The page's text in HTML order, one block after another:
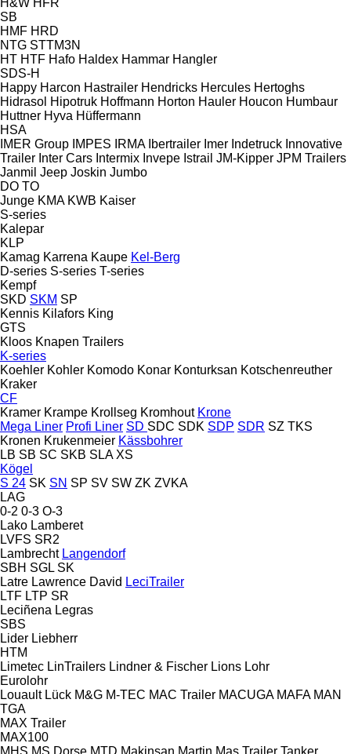
SB
HMF HRD
NTG STTM3N
HT HTF Hafo Haldex Hammar Hangler
SDS-H
Happy Harcon Hastrailer Hendricks Hercules Hertoghs
Hidrasol Hipotruk Hoffmann Horton Hauler Houcon Humbaur
Huttner Hyva Hüffermann
HSA
IMER Group IMPES IRMA Ibertrailer Imer Indetruck Innovative
Trailer Inter Cars Intermix Invepe Istrail JM-Kipper JPM Trailers
Janmil Jeep Joskin Jumbo
DO TO
Junge KMA KWB Kaiser
S-series
Kalepar
KLP
Kamag Karrena Kaupe Kel-Berg
D-series S-series T-series
Kempf
SKD SKM SP
Kennis Kilafors King
GTS
Kloos Knapen Trailers
K-series
Koehler Kohler Komodo Konar Konturksan Kotschenreuther
Kraker
CF
Kramer Krampe Krollseg Kromhout Krone
Mega Liner Profi Liner SD SDC SDK SDP SDR SZ TKS
Kronen Krukenmeier Kässbohrer
LB SB SC SKB SLA XS
Kögel
S 24 SK SN SP SV SW ZK ZVKA
LAG
0-2 0-3 O-3
Lako Lamberet
LVFS SR2
Lambrecht Langendorf
SBH SGL SK
Latre Lawrence David LeciTrailer
LTF LTP SR
Leciñena Legras
SBS
Lider Liebherr
HTM
Limetec LinTrailers Lindner & Fischer Lions Lohr
Eurolohr
Louault Lück M&G M-TEC MAC Trailer MACUGA MAFA MAN
TGA
MAX Trailer
MAX100
MHS MS Dorse MTD Makinsan Martin Mas Trailer Tanker